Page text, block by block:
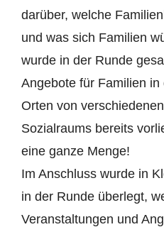
darüber, welche
und was sich Familien
wurde in der Runde
Angebote für Familien
Orten von
Sozialraums bereits
eine ganze Menge!
Im Anschluss wurde in
in der Runde überlegt,
Veranstaltungen und